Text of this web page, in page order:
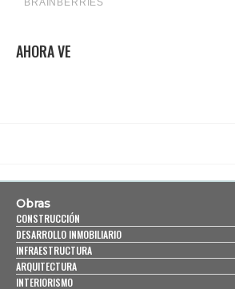
AHORA VE
Obras
CONSTRUCCIÓN
DESARROLLO INMOBILIARIO
INFRAESTRUCTURA
ARQUITECTURA
INTERIORISMO